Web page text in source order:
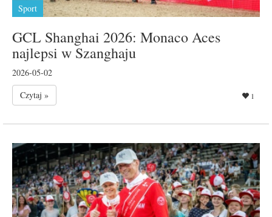
Sport
GCL Shanghai 2026: Monaco Aces
najlepsi w Szanghaju
2026-05-02
Czytaj »
1